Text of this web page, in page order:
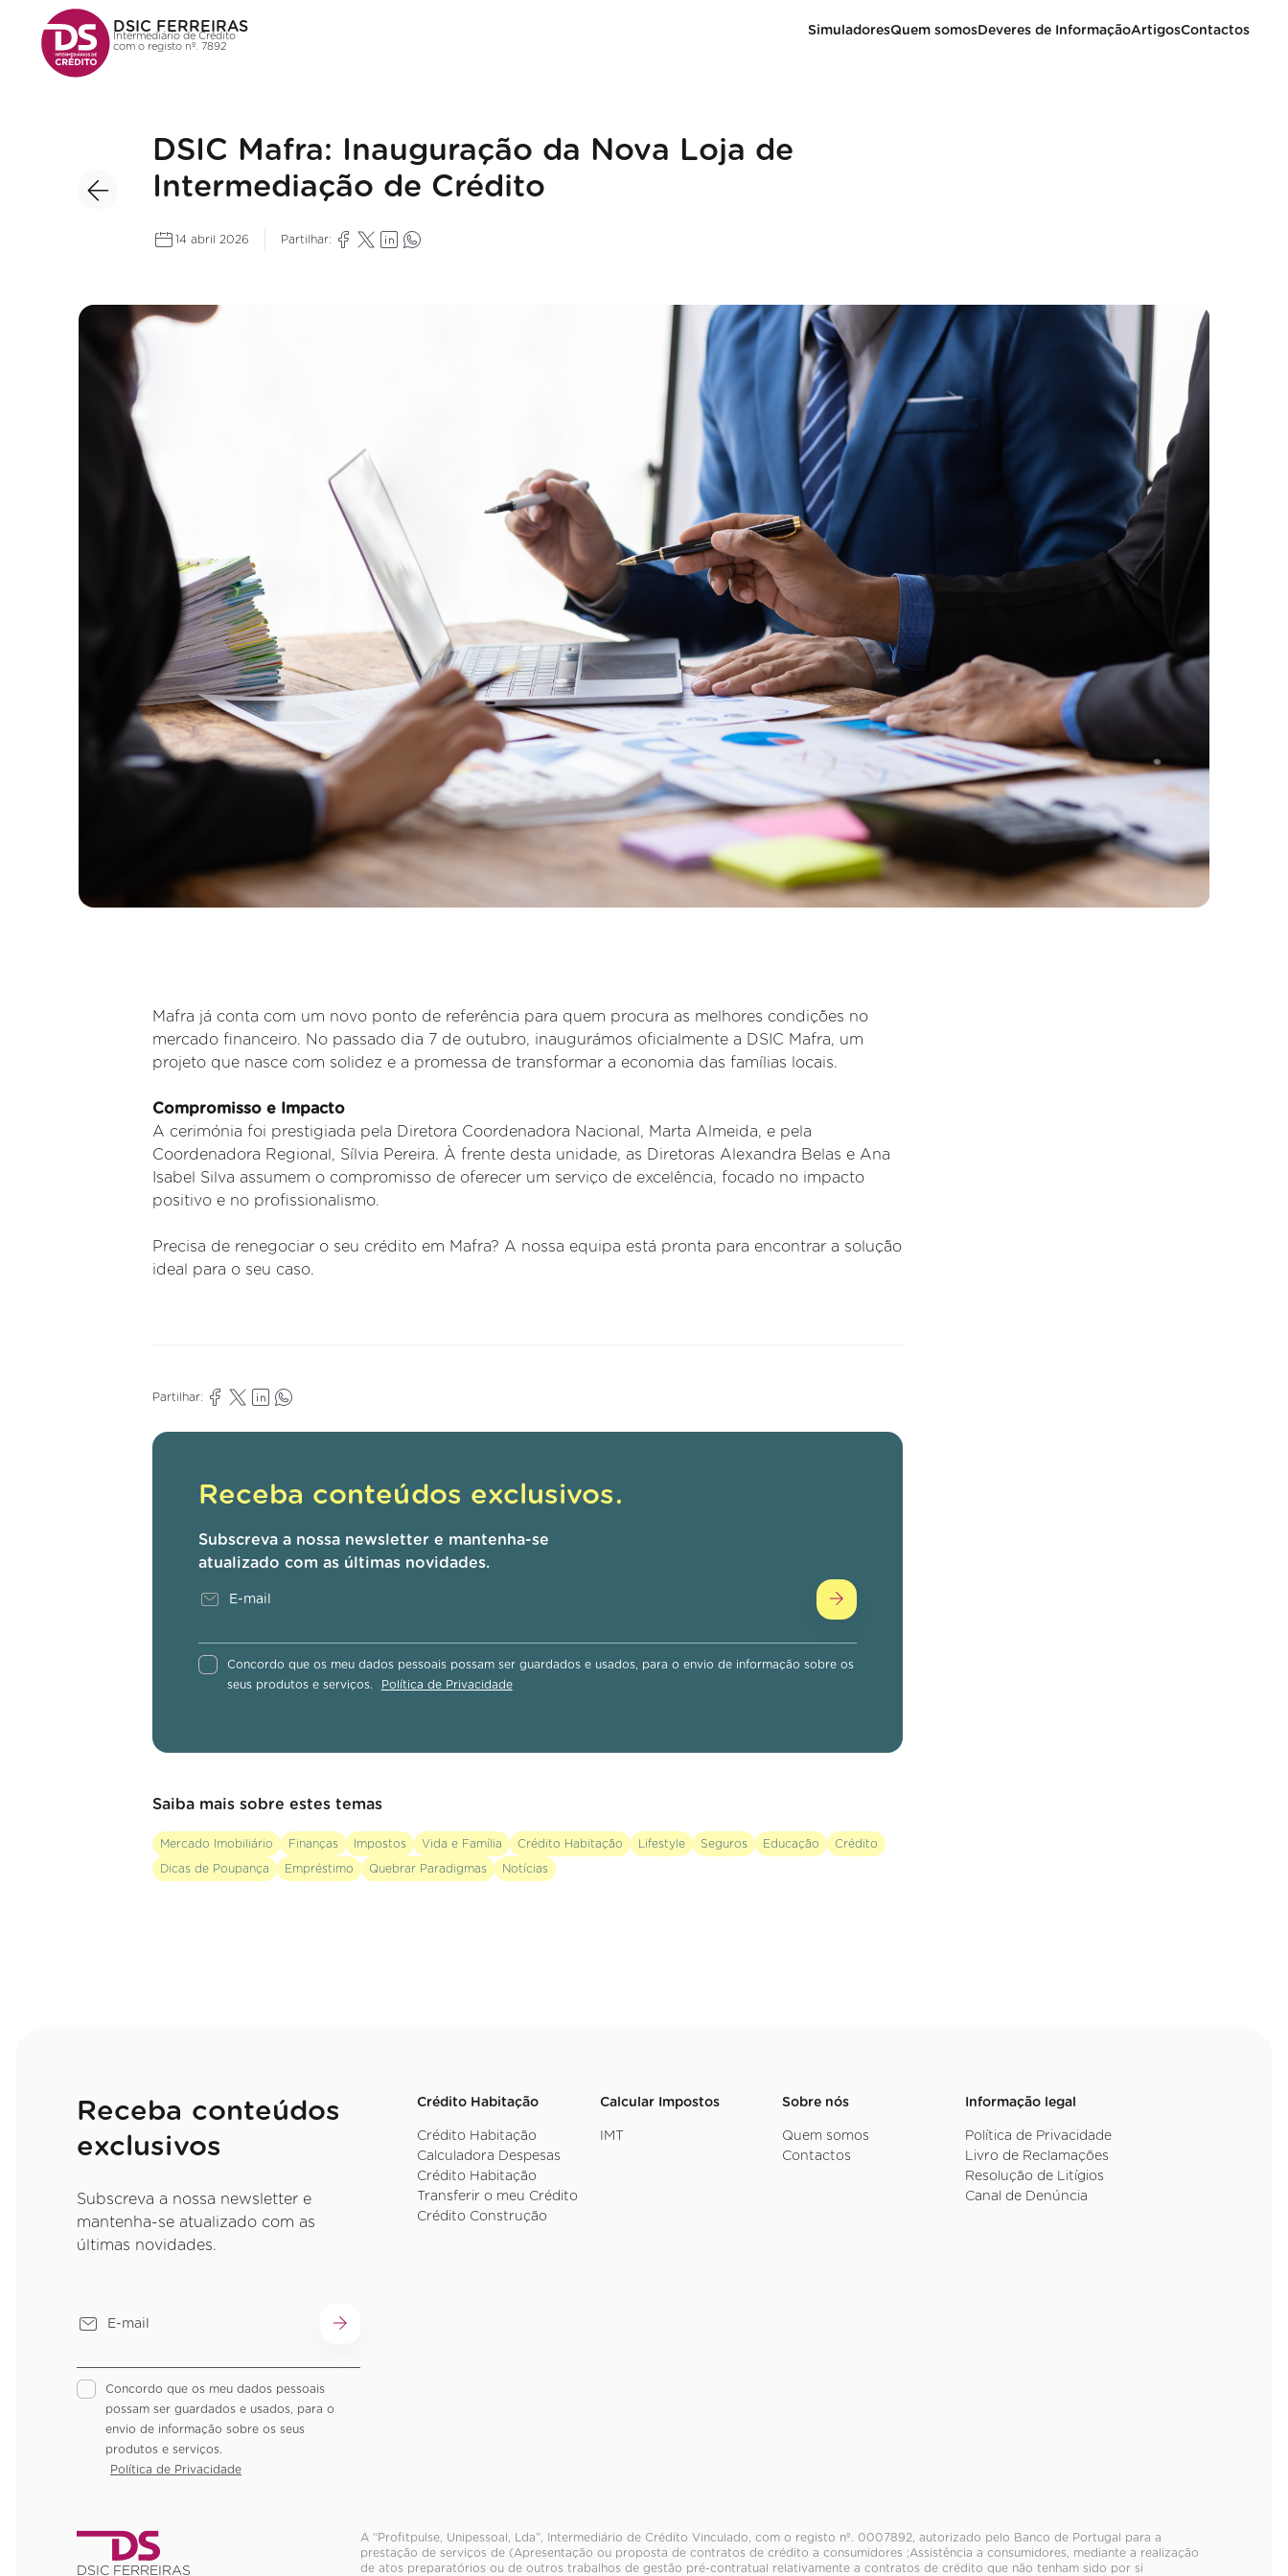
DSIC FERREIRAS
Intermediário de Crédito
com o registo nº. 7892
SimuladoresQuem somosDeveres de InformaçãoArtigosContactos
DSIC Mafra: Inauguração da Nova Loja de
Intermediação de Crédito
14 abril 2026 Partilhar:
Mafra já conta com um novo ponto de referência para quem procura as melhores condições no
mercado financeiro. No passado dia 7 de outubro, inaugurámos oficialmente a DSIC Mafra, um
projeto que nasce com solidez e a promessa de transformar a economia das famílias locais.
Compromisso e Impacto
A cerimónia foi prestigiada pela Diretora Coordenadora Nacional, Marta Almeida, e pela
Coordenadora Regional, Sílvia Pereira. À frente desta unidade, as Diretoras Alexandra Belas e Ana
Isabel Silva assumem o compromisso de oferecer um serviço de excelência, focado no impacto
positivo e no profissionalismo.
Precisa de renegociar o seu crédito em Mafra? A nossa equipa está pronta para encontrar a solução
ideal para o seu caso.
Partilhar:
Receba conteúdos exclusivos.
Subscreva a nossa newsletter e mantenha-se
atualizado com as últimas novidades.
Concordo que os meu dados pessoais possam ser guardados e usados, para o envio de informação sobre os
seus produtos e serviços.
Política de Privacidade
Saiba mais sobre estes temas
Mercado Imobiliário Finanças Impostos Vida e Família Crédito Habitação Lifestyle Seguros Educação Crédito
Dicas de Poupança Empréstimo Quebrar Paradigmas Notícias
Receba conteúdos
exclusivos
Subscreva a nossa newsletter e
mantenha-se atualizado com as
últimas novidades.
Concordo que os meu dados pessoais
possam ser guardados e usados, para o
envio de informação sobre os seus
produtos e serviços.
Política de Privacidade
Crédito Habitação
Crédito Habitação
Calculadora Despesas
Crédito Habitação
Transferir o meu Crédito
Crédito Construção
Calcular Impostos
IMT
Sobre nós
Quem somos
Contactos
Informação legal
Política de Privacidade
Livro de Reclamações
Resolução de Litígios
Canal de Denúncia
DSIC FERREIRAS
A “Profitpulse, Unipessoal, Lda”, Intermediário de Crédito Vinculado, com o registo nº. 0007892, autorizado pelo Banco de Portugal para a
prestação de serviços de (Apresentação ou proposta de contratos de crédito a consumidores ;Assistência a consumidores, mediante a realização
de atos preparatórios ou de outros trabalhos de gestão pré-contratual relativamente a contratos de crédito que não tenham sido por si